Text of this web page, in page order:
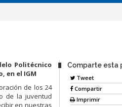
Politécnico
en el IGM
de los 24
de la juventud
en nuestras
Comparte esta
Tweet
Compartir
Imprimir